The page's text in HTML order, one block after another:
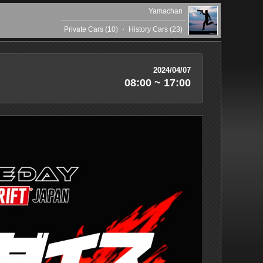
Yamachan
Private Cars (10) ・ History Cars (23)
2024/04/07
08:00 ~ 17:00